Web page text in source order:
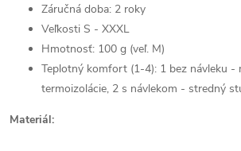
Záručná doba: 2 roky
Veľkosti S - XXXL
Hmotnosť: 100 g (veľ. M)
Teplotný komfort (1-4): 1 bez návleku -
termoizolácie, 2 s návlekom - stredný
Materiál: